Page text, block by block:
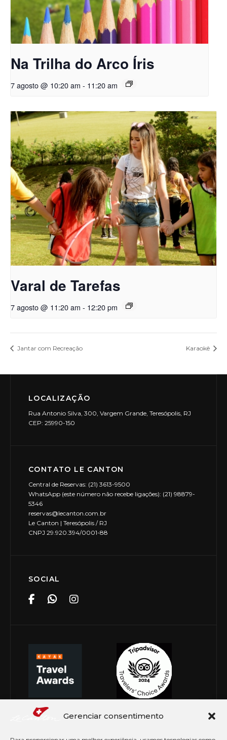
Gerenciar consentimento
Na Trilha do Arco Íris
7 agosto @ 10:20 am - 11:20 am
Varal de Tarefas
7 agosto @ 11:20 am - 12:20 pm
Jantar com Recreação Karaokê
LOCALIZAÇÃO
Rua Antonio Silva, 300, Vargem Grande, Teresópolis, RJ
CEP: 25990-150
CONTATO LE CANTON
Central de Reservas: (21) 3613-9500
WhatsApp (este número não recebe ligações): (21) 98879-
5346
reservas@lecanton.com.br
Le Canton | Teresópolis / RJ
CNPJ 29.920.394/0001-88
SOCIAL